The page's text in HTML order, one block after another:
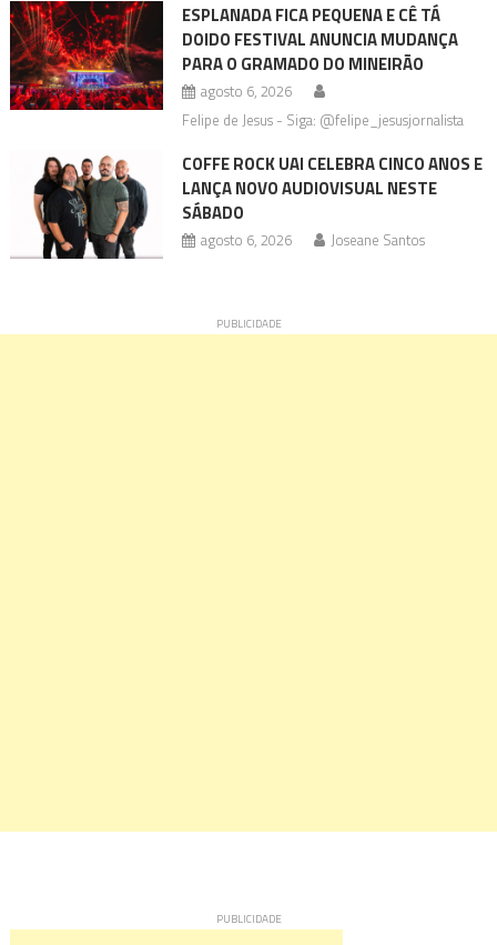
ESPLANADA FICA PEQUENA E CÊ TÁ
DOIDO FESTIVAL ANUNCIA MUDANÇA
PARA O GRAMADO DO MINEIRÃO
agosto 6, 2026
Felipe de Jesus - Siga: @felipe_jesusjornalista
COFFE ROCK UAI CELEBRA CINCO ANOS E
LANÇA NOVO AUDIOVISUAL NESTE
SÁBADO
agosto 6, 2026 Joseane Santos